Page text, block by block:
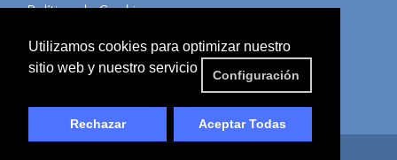
Utilizamos cookies para optimizar nuestro
sitio web y nuestro servicio
Configuración
Rechazar Aceptar Todas
Política de Cookies
Términos y Condiciones
FAQ'S